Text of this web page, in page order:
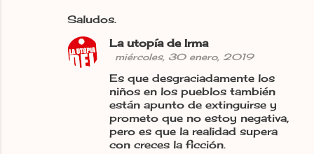
Saludos.
La utopía de Irma
miércoles, 30 enero, 2019
Es que desgraciadamente los
niños en los pueblos también
están apunto de extinguirse y
prometo que no estoy negativa,
pero es que la realidad supera
con creces la ficción.